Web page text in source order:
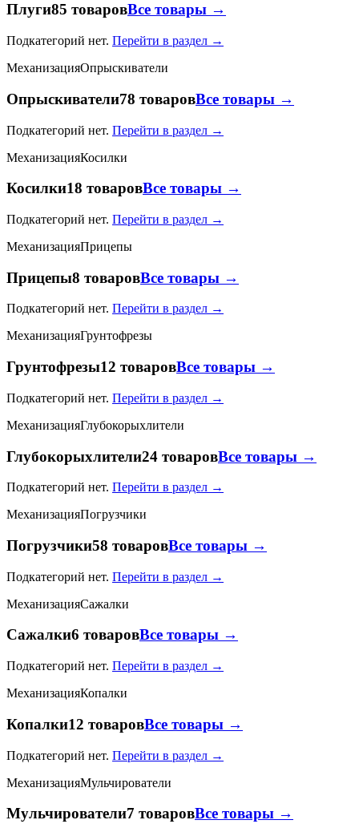
Плуги85 товаровВсе товары →
Подкатегорий нет. Перейти в раздел →
МеханизацияОпрыскиватели
Опрыскиватели78 товаровВсе товары →
Подкатегорий нет. Перейти в раздел →
МеханизацияКосилки
Косилки18 товаровВсе товары →
Подкатегорий нет. Перейти в раздел →
МеханизацияПрицепы
Прицепы8 товаровВсе товары →
Подкатегорий нет. Перейти в раздел →
МеханизацияГрунтофрезы
Грунтофрезы12 товаровВсе товары →
Подкатегорий нет. Перейти в раздел →
МеханизацияГлубокорыхлители
Глубокорыхлители24 товаровВсе товары →
Подкатегорий нет. Перейти в раздел →
МеханизацияПогрузчики
Погрузчики58 товаровВсе товары →
Подкатегорий нет. Перейти в раздел →
МеханизацияСажалки
Сажалки6 товаровВсе товары →
Подкатегорий нет. Перейти в раздел →
МеханизацияКопалки
Копалки12 товаровВсе товары →
Подкатегорий нет. Перейти в раздел →
МеханизацияМульчирователи
Мульчирователи7 товаровВсе товары →